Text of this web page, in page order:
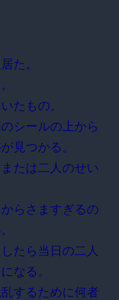
た。
たもの。
シールの上から
見つかる。
たは二人のせい
らさますぎるの
たら当日の二人
なる。
するために何者